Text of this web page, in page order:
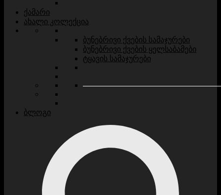
ქამარი
ახალი კოლექცია
ბუნებრივი ქვების სამაჯურები
ბუნებრივი ქვების ყელსაბამები
ტყავის სამაჯურები
ბლოგი